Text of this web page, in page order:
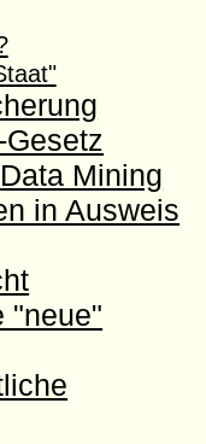
Mining
in Ausweis
"neue"